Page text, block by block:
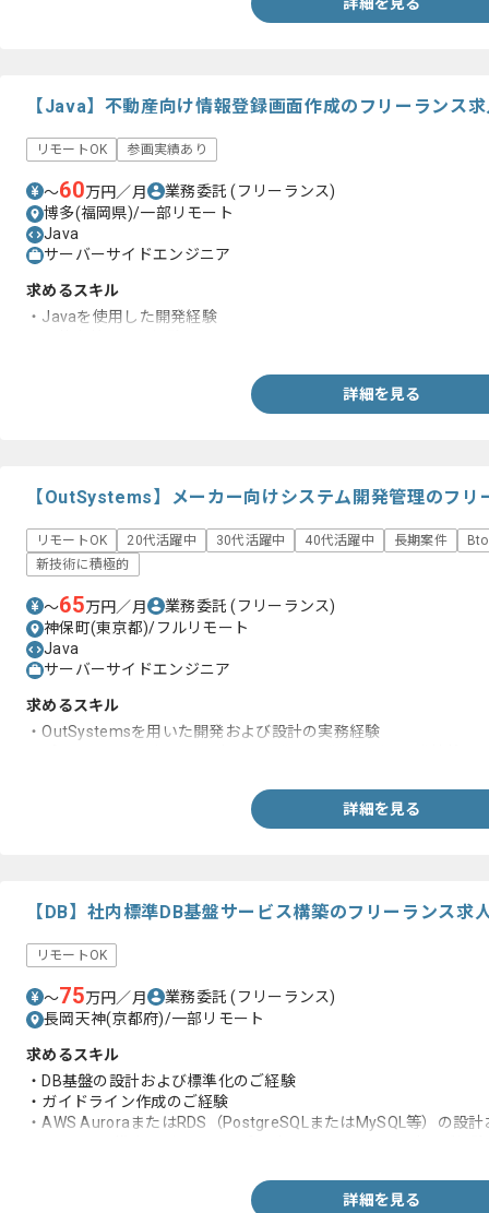
【Java】不動産向け情報登録画面作成のフリーランス
リモートOK 参画実績あり
〜60万円／月 業務委託(フリーランス)
博多(福岡県)/一部リモート
Java
サーバーサイドエンジニア
求めるスキル
・Javaを使用した開発経験
詳細を見る
【OutSystems】メーカー向けシステム開発管理のフリ
リモートOK 20代活躍中 30代活躍中 40代活躍中 長期案件
新技術に積極的
〜65万円／月 業務委託(フリーランス)
神保町(東京都)/フルリモート
Java
サーバーサイドエンジニア
求めるスキル
・OutSystemsを用いた開発および設計の実務経験
詳細を見る
【DB】社内標準DB基盤サービス構築のフリーランス求
リモートOK
〜75万円／月 業務委託(フリーランス)
長岡天神(京都府)/一部リモート
求めるスキル
・DB基盤の設計および標準化のご経験
・ガイドライン作成のご経験
・AWS AuroraまたはRDS（PostgreSQLまたはMySQL等）の設
詳細を見る